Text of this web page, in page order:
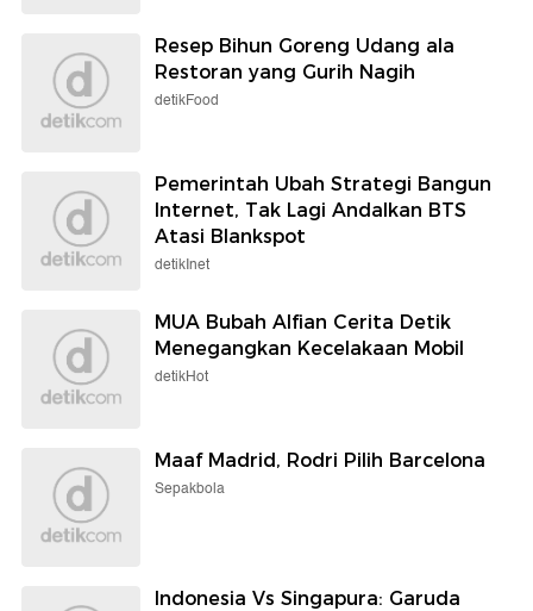
Resep Bihun Goreng Udang ala
Restoran yang Gurih Nagih
detikFood
Pemerintah Ubah Strategi Bangun
Internet, Tak Lagi Andalkan BTS
Atasi Blankspot
detikInet
MUA Bubah Alfian Cerita Detik
Menegangkan Kecelakaan Mobil
detikHot
Maaf Madrid, Rodri Pilih Barcelona
Sepakbola
Indonesia Vs Singapura: Garuda